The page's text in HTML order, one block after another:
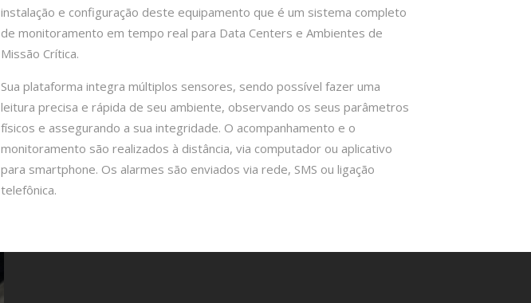
instalação e configuração deste equipamento que é um sistema completo
de monitoramento em tempo real para Data Centers e Ambientes de
Missão Crítica.
Sua plataforma integra múltiplos sensores, sendo possível fazer uma
leitura precisa e rápida de seu ambiente, observando os seus parâmetros
físicos e assegurando a sua integridade. O acompanhamento e o
monitoramento são realizados à distância, via computador ou aplicativo
para smartphone. Os alarmes são enviados via rede, SMS ou ligação
telefônica.